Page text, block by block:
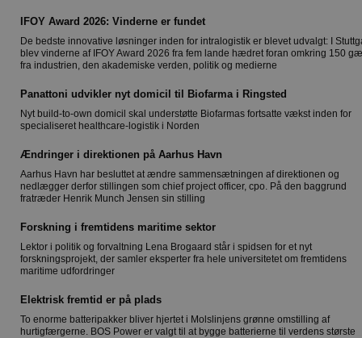
IFOY Award 2026: Vinderne er fundet
De bedste innovative løsninger inden for intralogistik er blevet udvalgt: I
blev vinderne af IFOY Award 2026 fra fem lande hædret foran omkring 150
fra industrien, den akademiske verden, politik og medierne
Panattoni udvikler nyt domicil til Biofarma i Ringsted
Nyt build-to-own domicil skal understøtte Biofarmas fortsatte vækst inden for
specialiseret healthcare-logistik i Norden
Ændringer i direktionen på Aarhus Havn
Aarhus Havn har besluttet at ændre sammensætningen af direktionen og
nedlægger derfor stillingen som chief project officer, cpo. På den baggrund
fratræder Henrik Munch Jensen sin stilling
Forskning i fremtidens maritime sektor
Lektor i politik og forvaltning Lena Brogaard står i spidsen for et nyt
forskningsprojekt, der samler eksperter fra hele universitetet om fremtidens
maritime udfordringer
Elektrisk fremtid er på plads
To enorme batteripakker bliver hjertet i Molslinjens grønne omstilling af
hurtigfærgerne. BOS Power er valgt til at bygge batterierne til verdens største